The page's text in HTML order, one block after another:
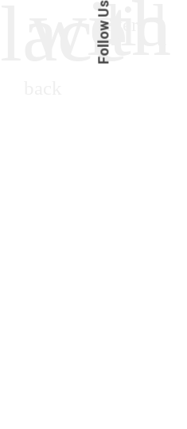
Follow Us